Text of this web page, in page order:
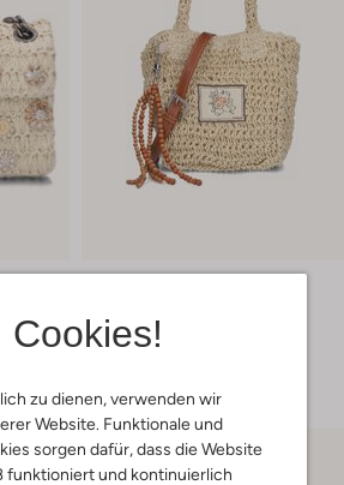
Cookies!
zu dienen, verwenden wir
Website. Funktionale und
sorgen dafür, dass die Website
funktioniert und kontinuierlich
Becksondergaard
€ 84,99